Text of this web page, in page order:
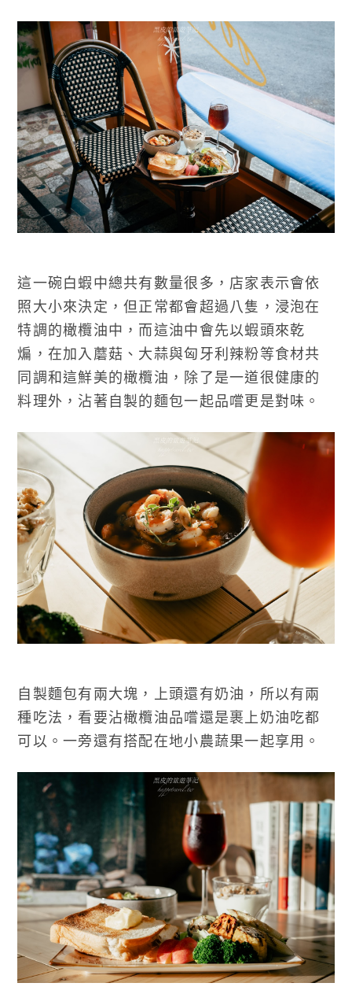
這一碗白蝦中總共有數量很多，店家表示會依
照大小來決定，但正常都會超過八隻，浸泡在
特調的橄欖油中，而這油中會先以蝦頭來乾
煸，在加入蘑菇、大蒜與匈牙利辣粉等食材共
同調和這鮮美的橄欖油，除了是一道很健康的
料理外，沾著自製的麵包一起品嚐更是對味。
自製麵包有兩大塊，上頭還有奶油，所以有兩
種吃法，看要沾橄欖油品嚐還是裹上奶油吃都
可以。一旁還有搭配在地小農蔬果一起享用。